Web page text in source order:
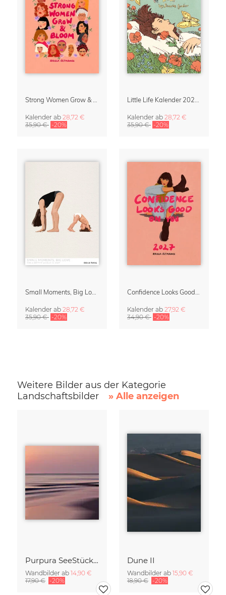
Kalender ab 28,72 €
35,90 € -20%
Kalender ab 28,72 €
35,90 € -20%
Kalender ab 28,72 €
35,90 € -20%
Kalender ab 27,92 €
34,90 € -20%
Weitere Bilder aus der Kategorie
Landschaftsbilder
» Alle anzeigen
Purpura SeeStück No.18
Wandbilder ab 14,90 €
17,90 € -20%
Dune II
Wandbilder ab 15,90 €
18,90 € -20%